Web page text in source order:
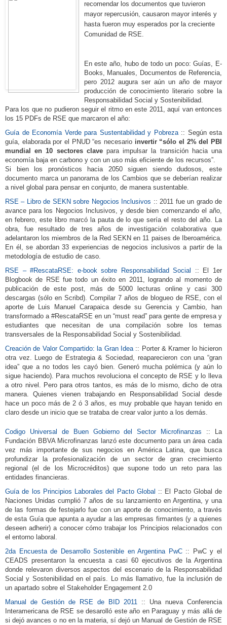
recomendar los documentos que tuvieron
mayor repercusión, causaron mayor interés y
hasta fueron muy esperados por la creciente
Comunidad de RSE.
En este año, hubo de todo un poco: Guías, E-
Books, Manuales, Documentos de Referencia,
pero 2012 augura ser aún un año de mayor
producción de conocimiento literario sobre la
Responsabilidad Social y Sostenibilidad.
Para los que no pudieron seguir el ritmo en este 2011, aquí van entonces
los 15 PDFs de RSE que marcaron el año:
Guía de Economía Verde para Sustentabilidad y Pobreza:: Según esta
guía, elaborada por el PNUD “es necesario invertir “sólo el 2% del PBI
mundial en 10 sectores clavepara impulsar la transición hacia una
economía baja en carbono y con un uso más eficiente de los recursos”.
Si bien los pronósticos hacia 2050 siguen siendo dudosos, este
documento marca un panorama de los Cambios que se deberían realizar
a nivel global para pensar en conjunto, de manera sustentable.
RSE – Libro de SEKN sobre Negocios Inclusivos :: 2011 fue un grado de
avance para los Negocios Inclusivos, y desde bien comenzando el año,
en febrero, este libro marcó la pauta de lo que sería el resto del año. La
obra, fue resultado de tres años de investigación colaborativa que
adelantaron los miembros de la Red SEKN en 11 paises de Iberoamérica.
En él, se abordan 33 experiencias de negocios inclusivos a partir de la
metodología de estudio de caso.
RSE – #RescataRSE: e-book sobre Responsabilidad Social
:: El 1er
Blogbook de RSE fue todo un éxito en 2011, logrando al momento de
publicación de este post, más de 5000 lecturas online y casi 300
descargas (sólo en Scribd). Compilar 7 años de blogueo de RSE, con el
aporte de Luis Manuel Carapaica desde su Gerencia y Cambio, han
transformado a #RescataRSE en un “must read” para gente de empresa y
estudiantes que necesitan de una compilación sobre los temas
transversales de la Responsabilidad Social y Sostenibilidad.
Creación de Valor Compartido: la Gran Idea:: Porter & Kramer lo hicieron
otra vez. Luego de Estrategia & Sociedad, reaparecieron con una “gran
idea” que a no todos les cayó bien. Generó mucha polémica (y aún lo
sigue haciendo). Para muchos revoluciona el concepto de RSE y lo lleva
a otro nivel. Pero para otros tantos, es más de lo mismo, dicho de otra
manera. Quienes vienen trabajando en Responsabilidad Social desde
hace un poco más de 2 ó 3 años, es muy probable que hayan tenido en
claro desde un inicio que se trataba de crear valor junto a los demás.
Codigo Universal de Buen Gobierno del Sector Microfinanzas :: La
Fundación BBVA Microfinanzas lanzó este documento para un área cada
vez más importante de sus negocios en América Latina, que busca
profundizar la profesionalización de un sector de gran crecimiento
regional (el de los Microcréditos) que supone todo un reto para las
entidades financieras.
Guía de los Principios Laborales del Pacto Global :: El Pacto Global de
Naciones Unidas cumplió 7 años de su lanzamiento en Argentina, y una
de las formas de festejarlo fue con un aporte de conocimiento, a través
de esta Guía que apunta a ayudar a las empresas firmantes (y a quienes
deseen adherir) a conocer cómo trabajar los Principios relacionados con
el entorno laboral.
2da Encuesta de Desarrollo Sostenible en Argentina PwC:: PwC y el
CEADS presentaron la encuesta a casi 60 ejecutivos de la Argentina
donde relevaron diversos aspectos del escenario de la Responsabilidad
Social y Sostenibilidad en el país. Lo más llamativo, fue la inclusión de
un apartado sobre el Stakeholder Engagement 2.0
Manual de Gestión de RSE de BID 2011 :: Una nueva Conferencia
Interamericana de RSE se desarolló este año en Paraguay y más allá de
si dejó avances o no en la materia, sí dejó un Manual de Gestión de RSE